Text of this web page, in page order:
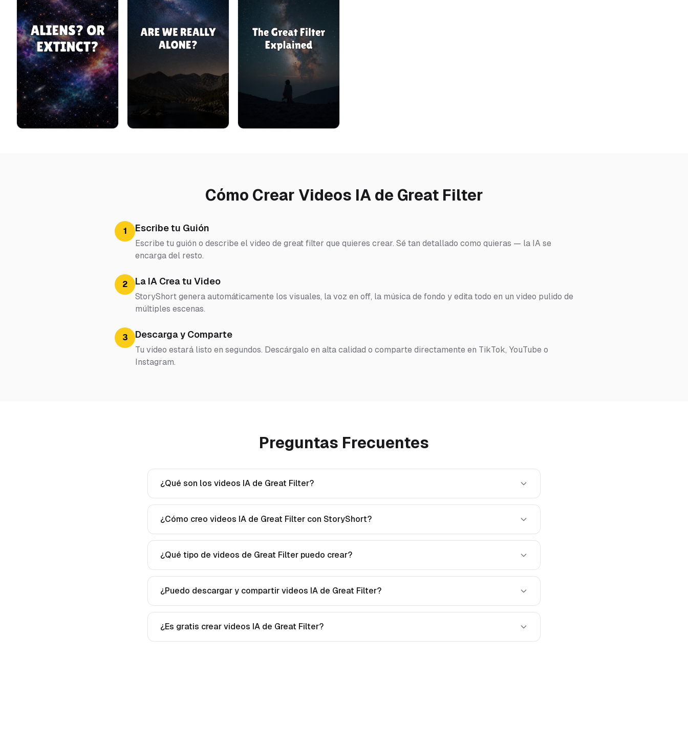
Cómo Crear Videos IA de Great Filter
1 Escribe tu Guión
Escribe tu guión o describe el video de great filter que quieres crear. Sé tan detallado como quieras — la IA se
encarga del resto.
2 La IA Crea tu Video
StoryShort genera automáticamente los visuales, la voz en off, la música de fondo y edita todo en un video pulido de
múltiples escenas.
3 Descarga y Comparte
Tu video estará listo en segundos. Descárgalo en alta calidad o comparte directamente en TikTok, YouTube o
Instagram.
Preguntas Frecuentes
¿Qué son los videos IA de Great Filter?
¿Cómo creo videos IA de Great Filter con StoryShort?
¿Qué tipo de videos de Great Filter puedo crear?
¿Puedo descargar y compartir videos IA de Great Filter?
¿Es gratis crear videos IA de Great Filter?